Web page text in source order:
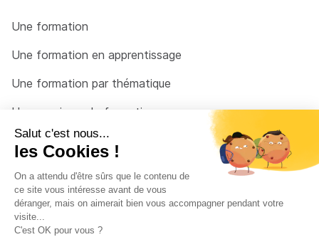
Une formation
Une formation en apprentissage
Une formation par thématique
Un organisme de formation
Un conseiller